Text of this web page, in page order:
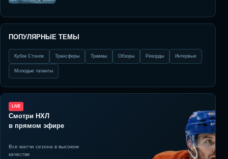
ПОПУЛЯРНЫЕ ТЕМЫ
Кубок Стэнли Трансферы Травмы Обзоры Рекорды Интервью
Молодые таланты
LIVE
Смотри НХЛ
в прямом эфире
Все матчи сезона в высоком
качестве